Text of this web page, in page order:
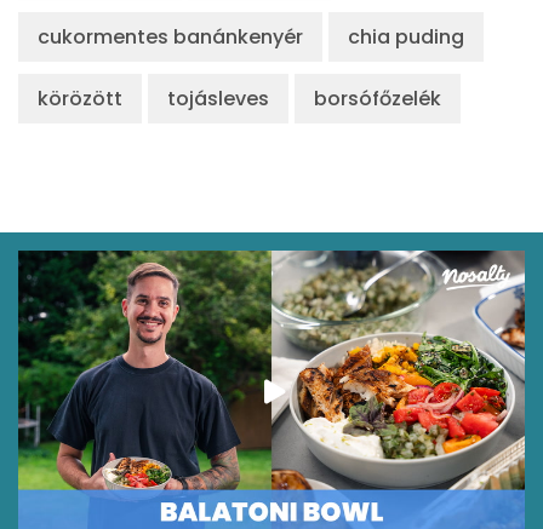
cukormentes banánkenyér chia puding
körözött tojásleves borsófőzelék